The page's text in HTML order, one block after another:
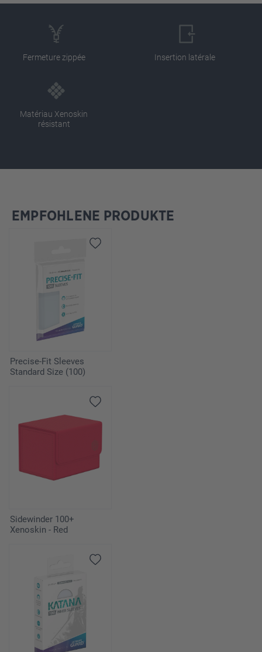
Fermeture zippée Insertion latérale
Matériau Xenoskin
résistant
Ignorer la galerie de produits
EMPFOHLENE PRODUKTE
Precise-Fit Sleeves
Standard Size (100)
Sidewinder 100+
Xenoskin - Red